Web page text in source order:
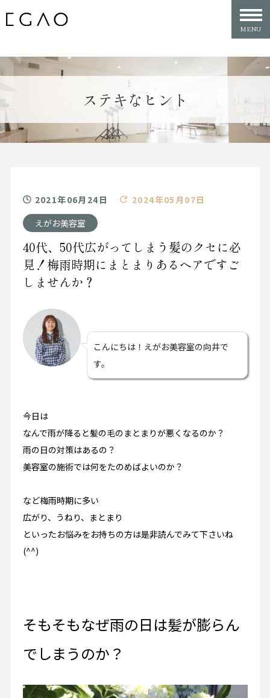
ステキなヒント
2021年06月24日
2024年05月07日
えがお美容室
40代、50代広がってしまう髪のクセに必
見！梅雨時期にまとまりあるヘアですご
しませんか？
こんにちは！えがお美容室の向井で
す。
今日は
なんで雨が降ると髪の毛のまとまりが悪くなるのか？
雨の日の対策はあるの？
美容室の施術では何をたのめばよいのか？
など梅雨時期に多い
広がり、うねり、まとまり
といったお悩みをお持ちの方は是非読んでみて下さいね
(^^)
そもそもなぜ雨の日は髪が膨らん
でしまうのか？